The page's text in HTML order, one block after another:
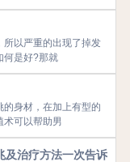
所以严重的出现了掉发
何是好?那就
身材，在加上有型的
术可以帮助男
及治疗方法一次告诉